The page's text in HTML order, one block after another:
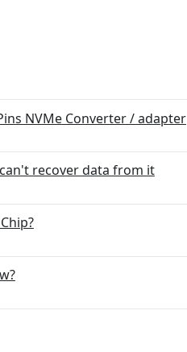
NVMe Converter / adapter
recover data from it